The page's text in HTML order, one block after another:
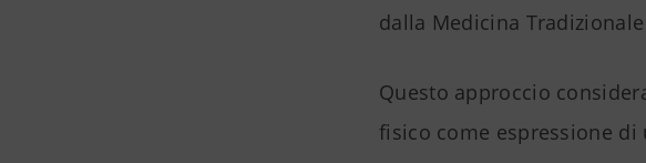
dalla Medicina Tradizionale
Questo approccio
fisico come espressione